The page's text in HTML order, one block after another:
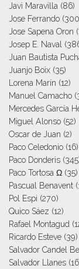
Javi Maravilla (86)
Jose Ferrando
Jose Sapena Oron
Josep E. Naval
Juan Bautista
Juanjo Boix (35)
Lorena Marín (12)
Manuel Camacho
Mercedes García
Miguel Alonso (52)
Oscar de Juan (2)
Paco Celedonio (16)
Paco Donderis
Paco Tortosa Ω (35)
Pascual Benavent
Pol Espi (270)
Quico Sáez (12)
Rafael Montagud
Ricardo Esteve (39)
Salvador Candel
Salvador Llanes